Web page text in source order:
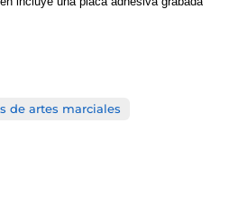
de artes marciales